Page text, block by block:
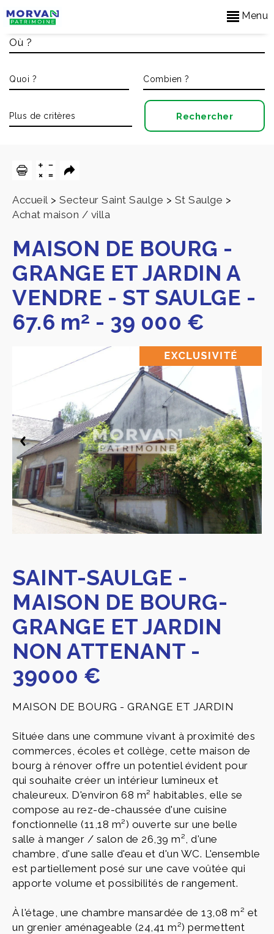
Menu
Accueil > Secteur Saint Saulge > St Saulge >
Achat maison / villa
MAISON DE BOURG -
GRANGE ET JARDIN A
VENDRE - ST SAULGE -
67.6 m2 - 39 000 €
SAINT-SAULGE -
MAISON DE BOURG-
GRANGE ET JARDIN
NON ATTENANT -
39000 €
MAISON DE BOURG - GRANGE ET JARDIN
Située dans une commune vivant à proximité des
commerces, écoles et collège, cette maison de
bourg à rénover offre un potentiel évident pour
qui souhaite créer un intérieur lumineux et
chaleureux. D'environ 68 m² habitables, elle se
compose au rez-de-chaussée d'une cuisine
fonctionnelle (11,18 m²) ouverte sur une belle
salle à manger / salon de 26,39 m², d'une
chambre, d'une salle d'eau et d'un WC. L'ensemble
est partiellement posé sur une cave voûtée qui
apporte volume et possibilités de rangement.
À l'étage, une chambre mansardée de 13,08 m² et
un grenier aménageable (24,41 m²) permettent